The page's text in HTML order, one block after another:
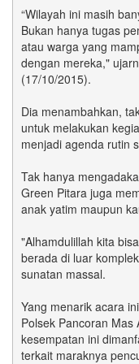
“Wilayah ini masih
Bukan hanya tugas
atau warga yang
dengan mereka,"
(17/10/2015).
Dia menambahkan,
untuk melakukan
menjadi agenda rutin
Tak hanya
Green Pitara juga
anak yatim maupun
"Alhamdulillah kita
berada di luar
sunatan massal.
Yang menarik acara
Polsek Pancoran Mas
kesempatan ini
terkait maraknya